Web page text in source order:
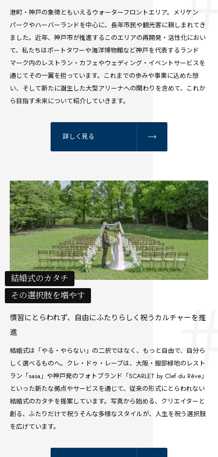
港町・神戸の象徴ともいえるウォーターフロントエリア。メリケン
パークやハーバーランドを中心に、長年市民や観光客に親しまれてき
ました。近年、神戸市が推進するこのエリアの再開発・活性化におい
て、私たちはポートタワーや海洋博物館など神戸を代表するランド
マーク内のレストラン・カフェやウェディング・イベントサービスを
通じてその一翼を担っています。これまでの歩みや事業に込めた想
い、そして新たに誕生した大型アリーナへの関わりを含めて、これか
ら目指す未来について紹介していきます。
詳しく見る
結婚式のカタチ
その選択肢を増やす
慣習にとらわれず、自由にふたりらしく祝うカルチャーを推
進
結婚式は「やる・やらない」の二択ではなく、もっと自由で、自分ら
しく選べるものへ。クレ・ドゥ・レーブは、大阪・服部緑地のレスト
ラン「sasa」や神戸発のフォトブランド「SCARLET by Clef du Rêve」
といった新たな拠点やサービスを通じて、従来の形式にとらわれない
結婚式のカタチを提案しています。写真から始める、クリエイターと
創る、ふたりだけで祝う――そんな多様なスタイルが、人生を祝う選択肢
を広げています。